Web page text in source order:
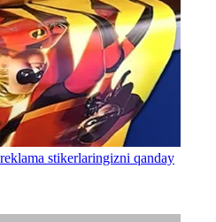
stikerlaringizni qanday